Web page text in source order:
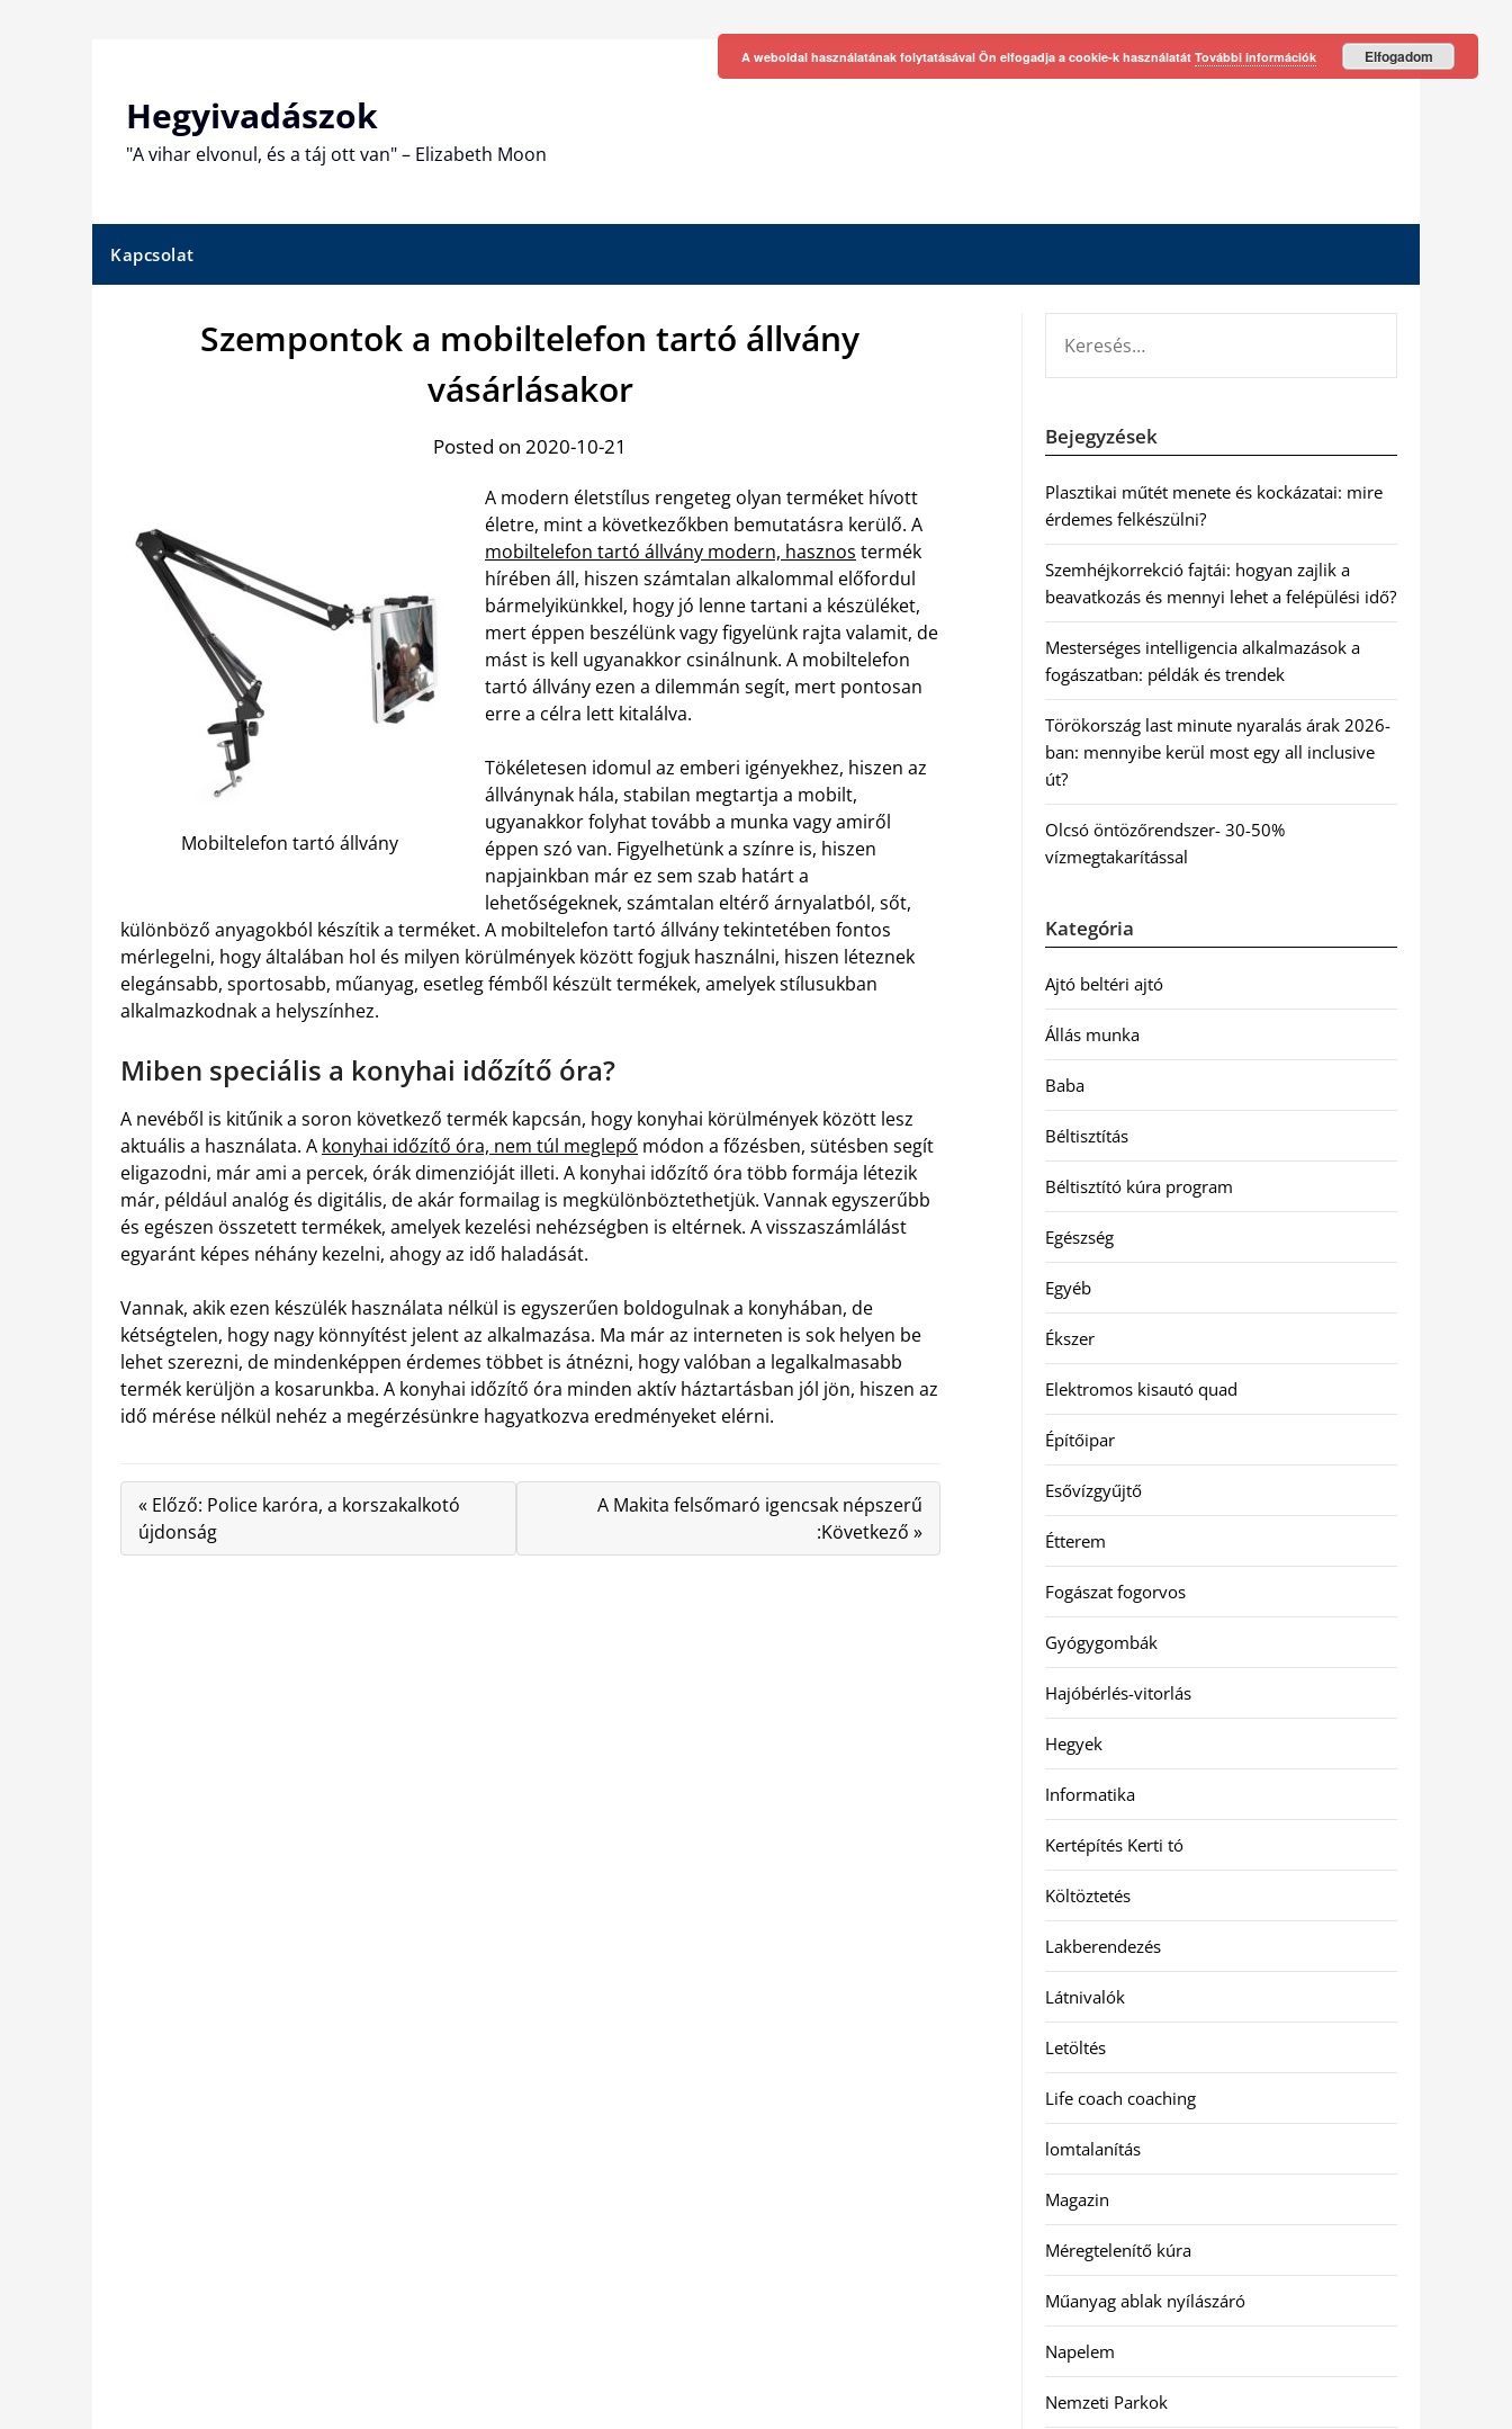
Hegyivadászok
"A vihar elvonul, és a táj ott van" – Elizabeth Moon
Kapcsolat
Szempontok a mobiltelefon tartó állvány
vásárlásakor
Posted on 2020-10-21
Mobiltelefon tartó állvány
A modern életstílus rengeteg olyan terméket hívott
életre, mint a következőkben bemutatásra kerülő. A
mobiltelefon tartó állvány modern, hasznos termék
hírében áll, hiszen számtalan alkalommal előfordul
bármelyikünkkel, hogy jó lenne tartani a készüléket,
mert éppen beszélünk vagy figyelünk rajta valamit, de
mást is kell ugyanakkor csinálnunk. A mobiltelefon
tartó állvány ezen a dilemmán segít, mert pontosan
erre a célra lett kitalálva.
Tökéletesen idomul az emberi igényekhez, hiszen az
állványnak hála, stabilan megtartja a mobilt,
ugyanakkor folyhat tovább a munka vagy amiről
éppen szó van. Figyelhetünk a színre is, hiszen
napjainkban már ez sem szab határt a
lehetőségeknek, számtalan eltérő árnyalatból, sőt,
különböző anyagokból készítik a terméket. A mobiltelefon tartó állvány tekintetében fontos
mérlegelni, hogy általában hol és milyen körülmények között fogjuk használni, hiszen léteznek
elegánsabb, sportosabb, műanyag, esetleg fémből készült termékek, amelyek stílusukban
alkalmazkodnak a helyszínhez.
Miben speciális a konyhai időzítő óra?
A nevéből is kitűnik a soron következő termék kapcsán, hogy konyhai körülmények között lesz
aktuális a használata. A konyhai időzítő óra, nem túl meglepő módon a főzésben, sütésben segít
eligazodni, már ami a percek, órák dimenzióját illeti. A konyhai időzítő óra több formája létezik
már, például analóg és digitális, de akár formailag is megkülönböztethetjük. Vannak egyszerűbb
és egészen összetett termékek, amelyek kezelési nehézségben is eltérnek. A visszaszámlálást
egyaránt képes néhány kezelni, ahogy az idő haladását.
Vannak, akik ezen készülék használata nélkül is egyszerűen boldogulnak a konyhában, de
kétségtelen, hogy nagy könnyítést jelent az alkalmazása. Ma már az interneten is sok helyen be
lehet szerezni, de mindenképpen érdemes többet is átnézni, hogy valóban a legalkalmasabb
termék kerüljön a kosarunkba. A konyhai időzítő óra minden aktív háztartásban jól jön, hiszen az
idő mérése nélkül nehéz a megérzésünkre hagyatkozva eredményeket elérni.
« Előző: Police karóra, a korszakalkotó
újdonság
A Makita felsőmaró igencsak népszerű
:Következő »
Bejegyzések
Plasztikai műtét menete és kockázatai: mire
érdemes felkészülni?
Szemhéjkorrekció fajtái: hogyan zajlik a
beavatkozás és mennyi lehet a felépülési idő?
Mesterséges intelligencia alkalmazások a
fogászatban: példák és trendek
Törökország last minute nyaralás árak 2026-
ban: mennyibe kerül most egy all inclusive
út?
Olcsó öntözőrendszer- 30-50%
vízmegtakarítással
Kategória
Ajtó beltéri ajtó
Állás munka
Baba
Béltisztítás
Béltisztító kúra program
Egészség
Egyéb
Ékszer
Elektromos kisautó quad
Építőipar
Esővízgyűjtő
Étterem
Fogászat fogorvos
Gyógygombák
Hajóbérlés-vitorlás
Hegyek
Informatika
Kertépítés Kerti tó
Költöztetés
Lakberendezés
Látnivalók
Letöltés
Life coach coaching
lomtalanítás
Magazin
Méregtelenítő kúra
Műanyag ablak nyílászáró
Napelem
Nemzeti Parkok
A weboldal használatának folytatásával Ön elfogadja a cookie-k használatát További információk Elfogadom